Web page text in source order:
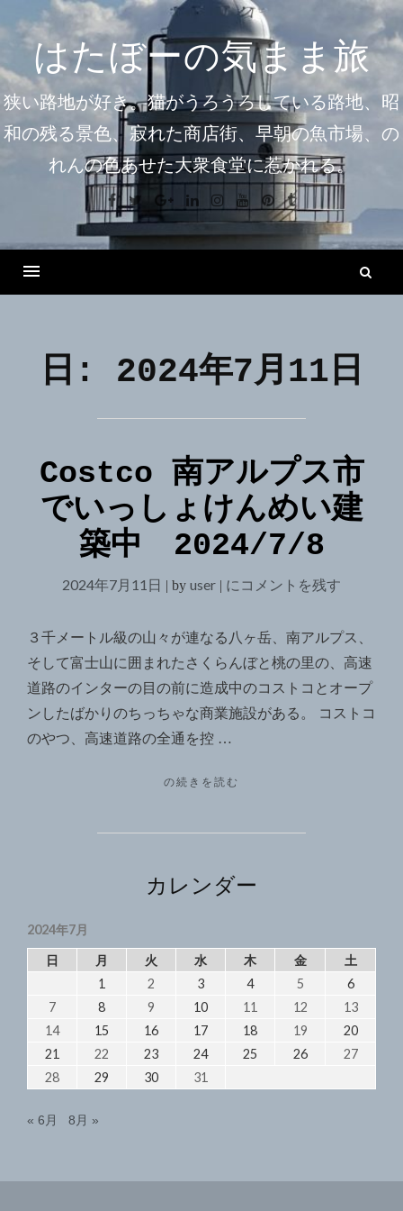
ン
ツ
へ
はたぼーの気まま旅
狭い路地が好き。猫がうろうろしている路地、昭
和の残る景色、寂れた商店街、早朝の魚市場、の
れんの色あせた大衆食堂に惹かれる。
Facebook
Twitter Google+
LinkedinInstagramYoutubePinterestTumblr
日: 2024年7月11日
Costco 南アルプス市
でいっしょけんめい建
築中 2024/7/8
2024年7月11日 | by user | Costco
ア
ル
プ
ス
い
し
け
中
2024/7/8
にコメントを残す
３千メートル級の山々が連なる八ヶ岳、南アルプス、
そして富士山に囲まれたさくらんぼと桃の里の、高速
道路のインターの目の前に造成中のコストコとオープ
ンしたばかりのちっちゃな商業施設がある。 コストコ
のやつ、高速道路の全通を控 …
"COSTCO
ス
市
っ
し
の続きを読む
カレンダー
2024年7月
日
月 火 水 木 金
土
1
2 3 4 5
6
7
8 9 10 11 12
13
14
15 16 17 18 19
20
21
22 23 24 25 26
27
28
29 30 31
« 6月 8月 »